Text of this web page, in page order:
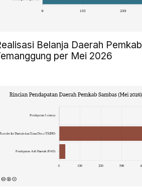
Belanja Daerah Pemkab
per Mei 2026